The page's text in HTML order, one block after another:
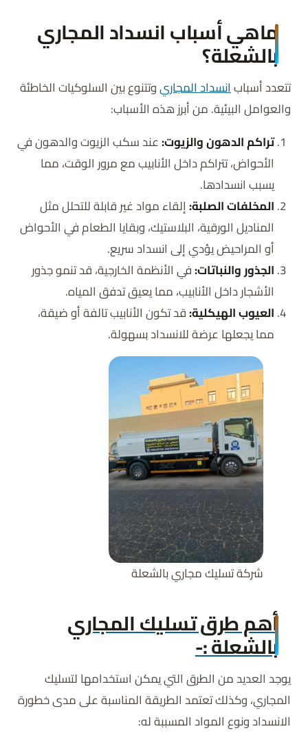
ماهي أسباب انسداد المجاري
بالشعلة؟
تتعدد أسبابانسداد المجاريوتتنوع بين السلوكيات الخاطئة
والعوامل البيئية. من أبرز هذه الأسباب:
تراكم الدهون والزيوت:عند سكب الزيوت والدهون في
الأحواض، تتراكم داخل الأنابيب مع مرور الوقت، مما
يسبب انسدادها.
المخلفات الصلبة:إلقاء مواد غير قابلة للتحلل مثل
المناديل الورقية، البلاستيك، وبقايا الطعام في الأحواض
أو المراحيض يؤدي إلى انسداد سريع.
الجذور والنباتات:في الأنظمة الخارجية، قد تنمو جذور
الأشجار داخل الأنابيب، مما يعيق تدفق المياه.
العيوب الهيكلية:قد تكون الأنابيب تالفة أو ضيقة،
مما يجعلها عرضة للانسداد بسهولة.
شركة تسليك مجاري بالشعلة
أهم طرق تسليك المجاري
بالشعلة :-
يوجد العديد من الطرق التي يمكن استخدامها لتسليك
المجاري، وكذلك تعتمد الطريقة المناسبة على مدى خطورة
الانسداد ونوع المواد المسببة له: